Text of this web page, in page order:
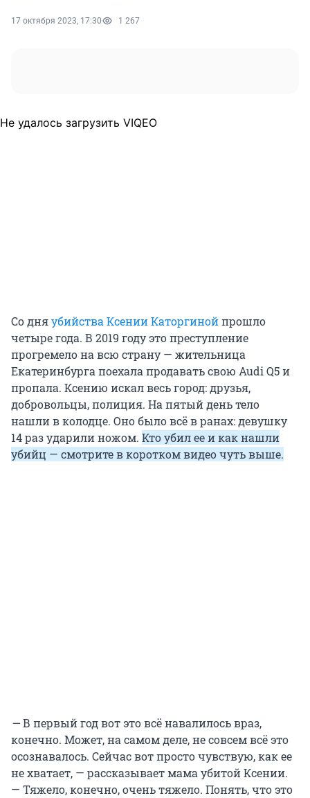
17 октября 2023, 17:30 1 267
Не удалось загрузить VIQEO
Со дняубийства Ксении Каторгинойпрошло
четыре года. В 2019 году это преступление
прогремело на всю страну — жительница
Екатеринбурга поехала продавать свою Audi Q5 и
пропала. Ксению искал весь город: друзья,
добровольцы, полиция. На пятый день тело
нашли в колодце. Оно было всё в ранах: девушку
14 раз ударили ножом. Кто убил ее и как нашли
убийц — смотрите в коротком видео чуть выше.
—В первый год вот это всё навалилось враз,
конечно. Может, на самом деле, не совсем всё это
осознавалось. Сейчас вот просто чувствую, как ее
не хватает, — рассказывает мама убитой Ксении.
— Тяжело, конечно, очень тяжело. Понять, что это